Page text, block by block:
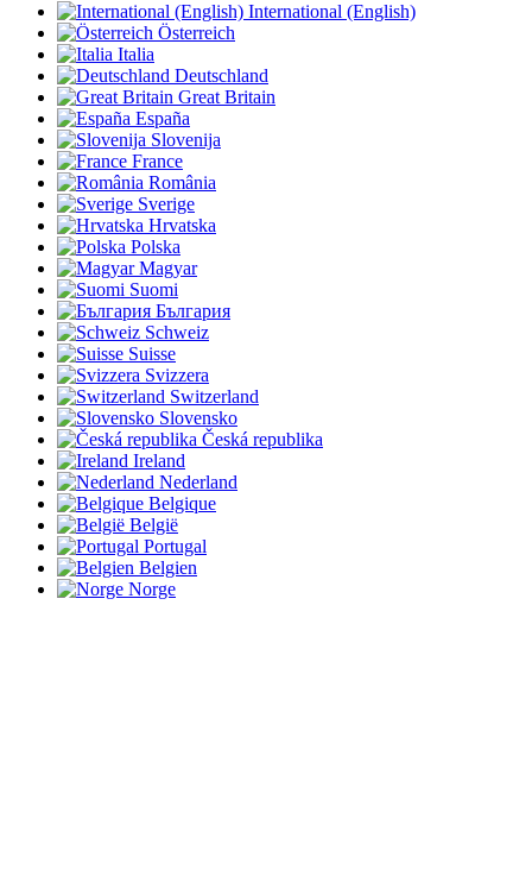
International (English)
Österreich
Italia
Deutschland
Great Britain
España
Slovenija
France
România
Sverige
Hrvatska
Polska
Magyar
Suomi
България
Schweiz
Suisse
Svizzera
Switzerland
Slovensko
Česká republika
Ireland
Nederland
Belgique
België
Portugal
Belgien
Norge